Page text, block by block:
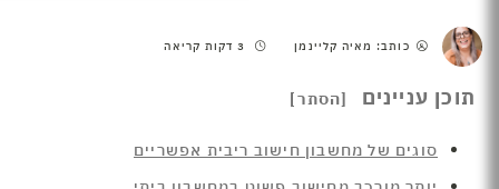
כותב: מאיה קליינמן
תוכן עניינים
סוגים של מחשבון חישוב ריבית אפשריים